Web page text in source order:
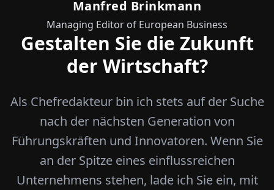
Manfred Brinkmann
Managing Editor of European Business
Gestalten Sie die Zukunft
der Wirtschaft?
Als Chefredakteur bin ich stets auf der Suche
nach der nächsten Generation von
Führungskräften und Innovatoren. Wenn Sie
an der Spitze eines einflussreichen
Unternehmens stehen, lade ich Sie ein, mit